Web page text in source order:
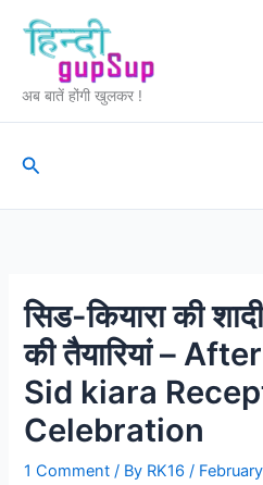
content
अब बातें होंगी खुलकर !
Search
सिड-कियारा की
की तैयारियां –
Sid kiara
Celebration
1 Comment / By RK16/